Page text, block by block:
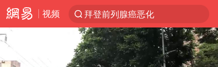
视频
拜登前列腺癌恶化
光影经济撬动暑期消费新蓝海
“白海豚”逼近 上海危险区域已转移3.03万人
“伊斯兰版北约”出现